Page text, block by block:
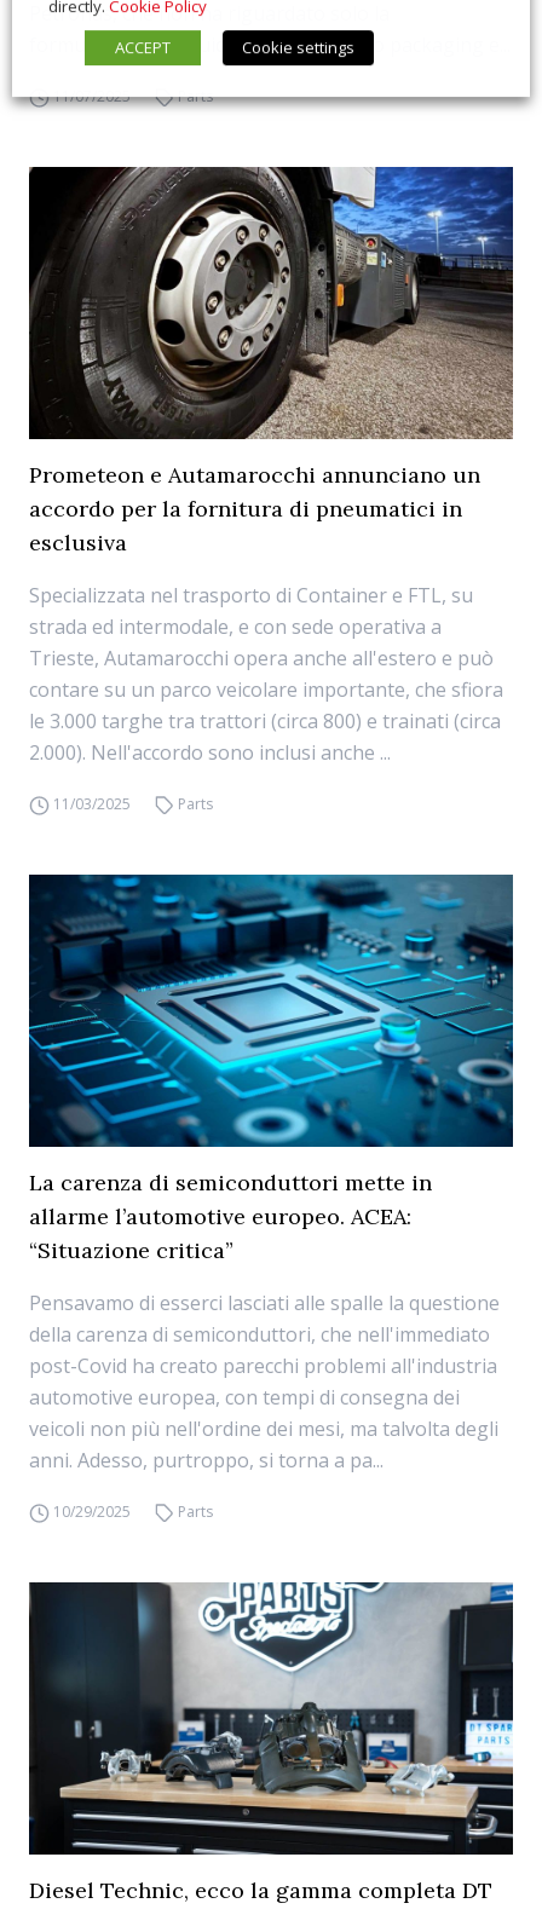
Petronas, che non ha riguardato solo la
formulazione dei fluidi, ma anche il loro packaging e...
11/07/2025 Parts
Prometeon e Autamarocchi annunciano un
accordo per la fornitura di pneumatici in
esclusiva
Specializzata nel trasporto di Container e FTL, su
strada ed intermodale, e con sede operativa a
Trieste, Autamarocchi opera anche all'estero e può
contare su un parco veicolare importante, che sfiora
le 3.000 targhe tra trattori (circa 800) e trainati (circa
2.000). Nell'accordo sono inclusi anche ...
11/03/2025 Parts
La carenza di semiconduttori mette in
allarme l’automotive europeo. ACEA:
“Situazione critica”
Pensavamo di esserci lasciati alle spalle la questione
della carenza di semiconduttori, che nell'immediato
post-Covid ha creato parecchi problemi all'industria
automotive europea, con tempi di consegna dei
veicoli non più nell'ordine dei mesi, ma talvolta degli
anni. Adesso, purtroppo, si torna a pa...
10/29/2025 Parts
Diesel Technic, ecco la gamma completa DT
directly. Cookie Policy
ACCEPT
Cookie settings